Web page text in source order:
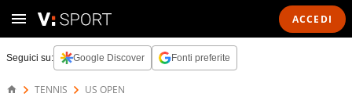
ACCEDI
Seguici su: Google Discover Fonti preferite
TENNIS US OPEN